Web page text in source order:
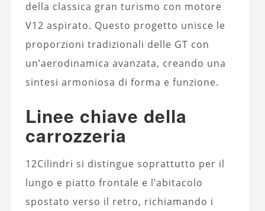
della classica gran turismo con motore
V12 aspirato. Questo progetto unisce le
proporzioni tradizionali delle GT con
un’aerodinamica avanzata, creando una
sintesi armoniosa di forma e funzione.
Linee chiave della
carrozzeria
12Cilindri si distingue soprattutto per il
lungo e piatto frontale e l’abitacolo
spostato verso il retro, richiamando i